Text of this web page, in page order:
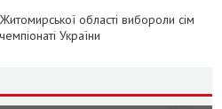
області вибороли сім
України